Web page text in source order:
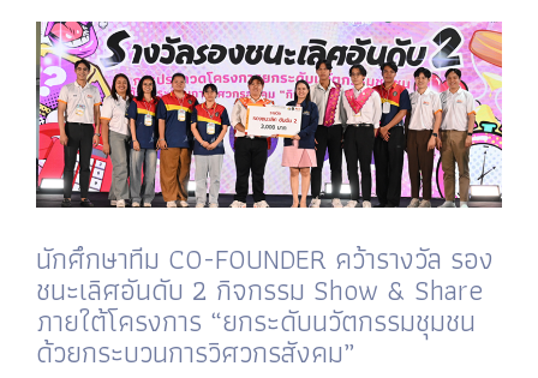
นักศึกษาทีม CO-FOUNDER คว้ารางวัล รอง
ชนะเลิศอันดับ 2 กิจกรรม Show & Share
ภายใต้โครงการ “ยกระดับนวัตกรรมชุมชน
ด้วยกระบวนการวิศวกรสังคม”